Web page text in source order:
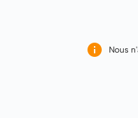
Nous